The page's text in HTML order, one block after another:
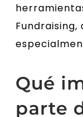
Qué
parte